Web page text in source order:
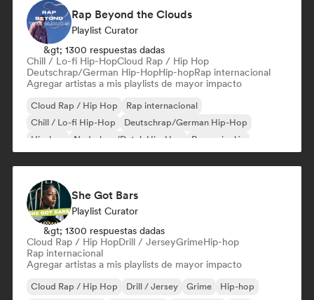
Rap Beyond the Clouds
Playlist Curator
&gt; 1300 respuestas dadas
Chill / Lo-fi Hip-HopCloud Rap / Hip Hop
Deutschrap/German Hip-HopHip-hopRap internacional
Agregar artistas a mis playlists de mayor impacto
Cloud Rap / Hip Hop
Rap internacional
Chill / Lo-fi Hip-Hop
Deutschrap/German Hip-Hop
Hip-hop
Nederhop/Dutch Hip-Hop
Rap en inglés
She Got Bars
Playlist Curator
&gt; 1300 respuestas dadas
Cloud Rap / Hip HopDrill / JerseyGrimeHip-hop
Rap internacional
Agregar artistas a mis playlists de mayor impacto
Cloud Rap / Hip Hop Drill / Jersey Grime Hip-hop